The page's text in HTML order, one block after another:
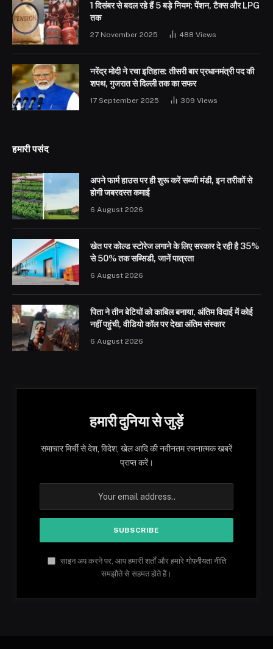
1 दिसंबर से बदल रहे हैं 5 बड़े नियम: पेंशन, टैक्स और LPG
तक
27 November 2025 488 Views
नरेंद्र मोदी ने रचा इतिहास: तीसरी बार प्रधानमंत्री पद की
शपथ, गुजरात से दिल्ली तक का सफर
17 September 2025 309 Views
हमारी पसंद
अपने फार्म हाउस पर ही शुरू करें सब्जी मंडी, इन तरीकों से
होगी जबरदस्त कमाई
6 August 2026
खेत पर कोल्ड स्टोरेज लगाने के लिए सरकार दे रही है 35%
से 50% तक सब्सिडी, जानें पात्रता
6 August 2026
पिता ने तीन बेटियों को काबिल बनाया, अंतिम विदाई में कोई
नहीं पहुंची, वीडियो कॉल पर देखा अंतिम संस्कार
6 August 2026
हमारी दुनिया से जुड़ें
समाचार मिर्ची से देश, विदेश, खेल आदि की नवीनतम रचनात्मक खबरें
प्राप्त करें।
साइन अप करने पर, आप हमारी शर्तों और हमारे गोपनीयता नीति
समझौते से सहमत होते हैं।